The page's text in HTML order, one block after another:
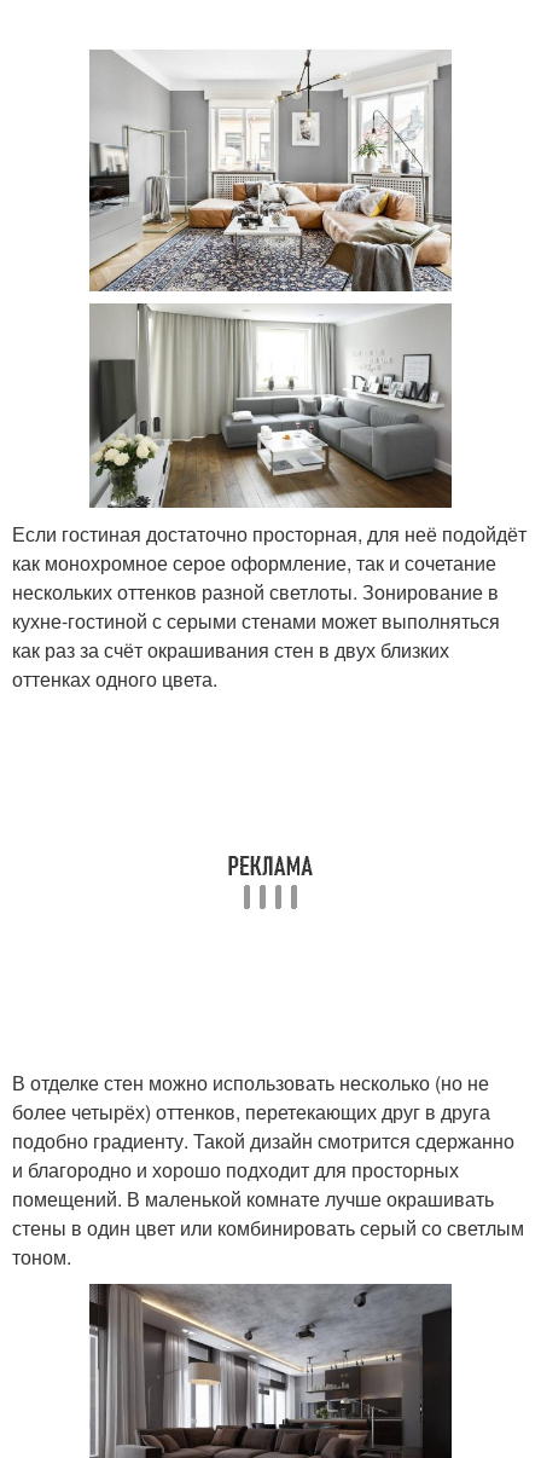
Если гостиная достаточно просторная, для неё подойдёт
как монохромное серое оформление, так и сочетание
нескольких оттенков разной светлоты. Зонирование в
кухне-гостиной с серыми стенами может выполняться
как раз за счёт окрашивания стен в двух близких
оттенках одного цвета.
В отделке стен можно использовать несколько (но не
более четырёх) оттенков, перетекающих друг в друга
подобно градиенту. Такой дизайн смотрится сдержанно
и благородно и хорошо подходит для просторных
помещений. В маленькой комнате лучше окрашивать
стены в один цвет или комбинировать серый со светлым
тоном.